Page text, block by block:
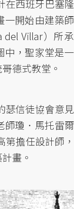
在西班牙巴塞隆
一開始由建築師
del Villar）所承
中，聖家堂是一
德式教堂。
瑟信徒協會意見
師瓊．馬托雷爾
第擔任設計師，
畫。